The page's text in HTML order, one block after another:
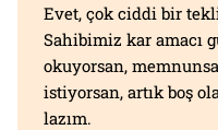
Evet, çok ciddi bir
Sahibimiz kar amacı
okuyorsan,
istiyorsan, artık boş
lazım.